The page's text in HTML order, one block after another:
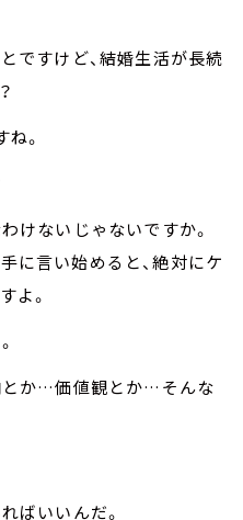
ですけど、結婚生活が長続
。
けないじゃないですか。
に言い始めると、絶対にケ
よ。
とか…価値観とか…そんな
ばいいんだ。